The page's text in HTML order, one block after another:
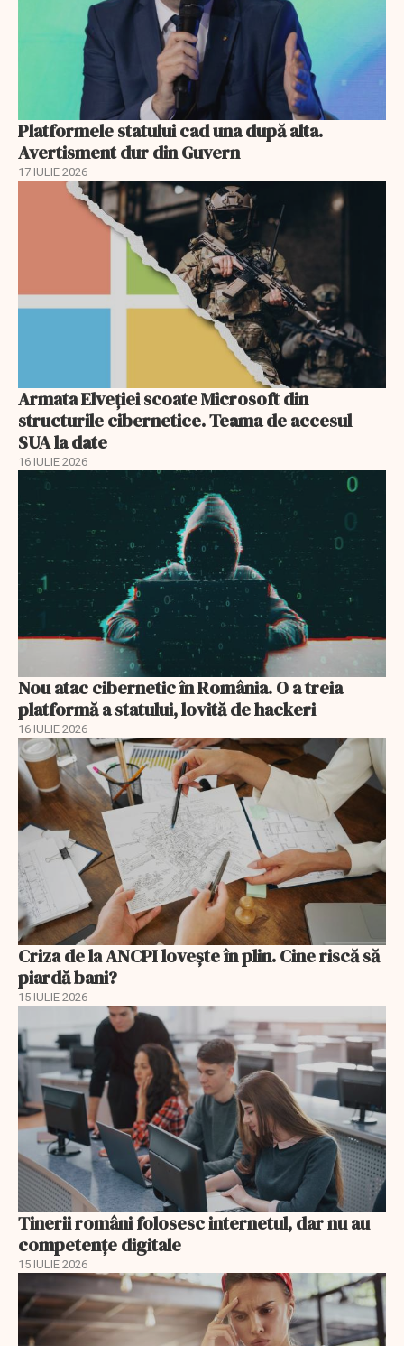
Platformele statului cad una după alta.
Avertisment dur din Guvern
17 IULIE 2026
Armata Elveției scoate Microsoft din
structurile cibernetice. Teama de accesul
SUA la date
16 IULIE 2026
Nou atac cibernetic în România. O a treia
platformă a statului, lovită de hackeri
16 IULIE 2026
Criza de la ANCPI lovește în plin. Cine riscă să
piardă bani?
15 IULIE 2026
Tinerii români folosesc internetul, dar nu au
competențe digitale
15 IULIE 2026